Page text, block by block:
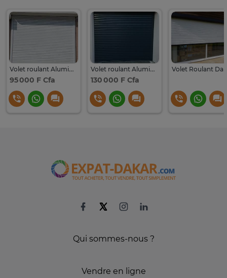
Volet roulant Aluminium
95 000 F Cfa
Volet roulant Aluminium et volet garage
130 000 F Cfa
Qui sommes-nous ?
Vendre en ligne